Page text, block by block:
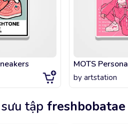
MOTS Persona
by artstation
tập freshbobatae